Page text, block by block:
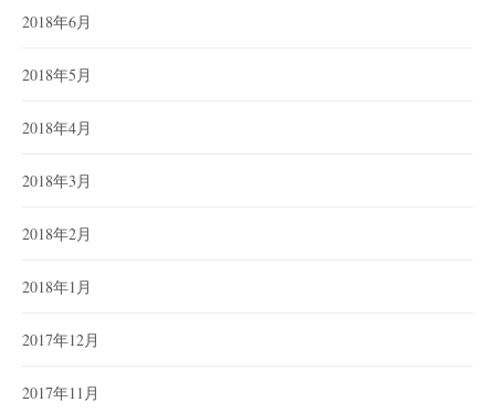
2018年6月
2018年5月
2018年4月
2018年3月
2018年2月
2018年1月
2017年12月
2017年11月